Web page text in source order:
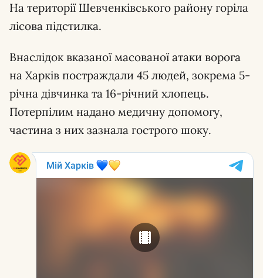
На території Шевченківського району горіла
лісова підстилка.
Внаслідок вказаної масованої атаки ворога
на Харків постраждали 45 людей, зокрема 5-
річна дівчинка та 16-річний хлопець.
Потерпілим надано медичну допомогу,
частина з них зазнала гострого шоку.